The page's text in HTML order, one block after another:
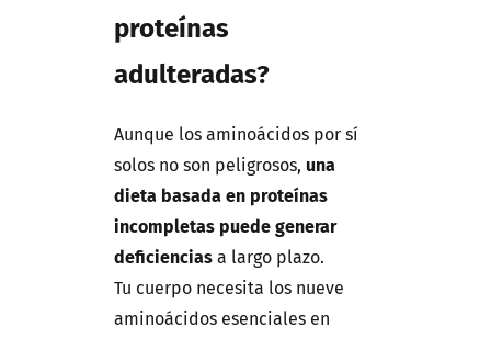
proteínas
adulteradas?
Aunque los aminoácidos por sí
solos no son peligrosos, una
dieta basada en proteínas
incompletas puede generar
deficiencias a largo plazo.
Tu cuerpo necesita los nueve
aminoácidos esenciales en